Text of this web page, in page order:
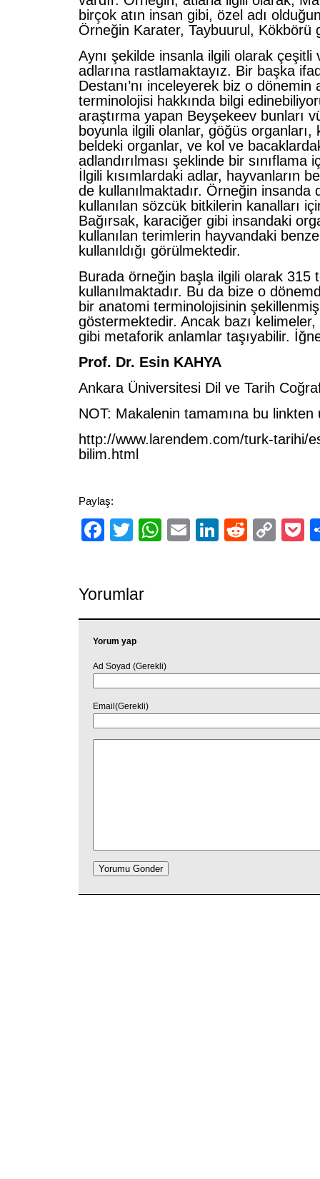
birçok atın insan gibi, özel adı
Örneğin Karater, Taybuurul, Kökbörü
Aynı şekilde insanla ilgili olarak çeşitli
adlarına rastlamaktayız. Bir başka
Destanı’nı inceleyerek biz o dönemin
terminolojisi hakkında bilgi
araştırma yapan Beyşekeev bunları
boyunla ilgili olanlar, göğüs organları,
beldeki organlar, ve kol ve
adlandırılması şeklinde bir sınıflama
İlgili kısımlardaki adlar, hayvanların
de kullanılmaktadır. Örneğin insanda
kullanılan sözcük bitkilerin kanalları
Bağırsak, karaciğer gibi insandaki
kullanılan terimlerin hayvandaki
kullanıldığı görülmektedir.
Burada örneğin başla ilgili olarak 315
kullanılmaktadır. Bu da bize o
bir anatomi terminolojisinin
göstermektedir. Ancak bazı
gibi metaforik anlamlar taşıyabilir.
Prof. Dr. Esin KAHYA
Ankara Üniversitesi Dil ve Tarih
NOT: Makalenin tamamına bu linkten
http://www.larendem.com/turk-tarihi/
bilim.html
Paylaş:
Facebook
TwitterWhatsApp
EmailLinkedIn
Reddit
Yorumlar
Yorum yap
Ad Soyad (Gerekli)
Email(Gerekli)